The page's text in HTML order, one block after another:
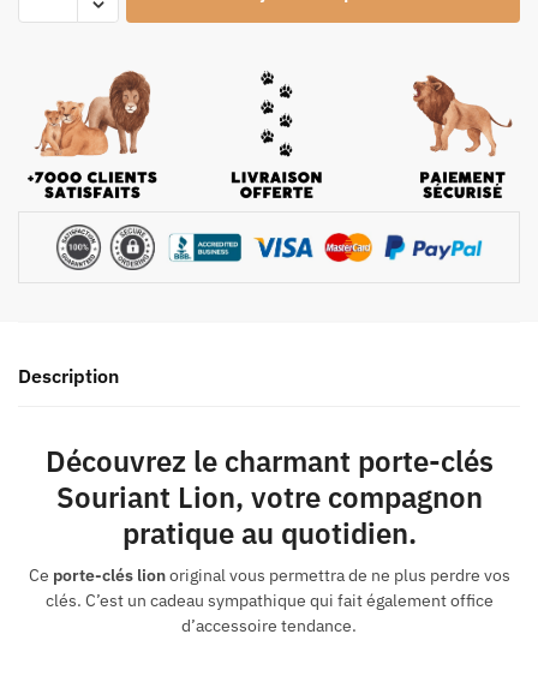
Description
Découvrez le charmant porte-clés
Souriant Lion, votre compagnon
pratique au quotidien.
Ce porte-clés lionoriginal vous permettra de ne plus perdre vos
clés. C’est un cadeau sympathique qui fait également office
d’accessoire tendance.